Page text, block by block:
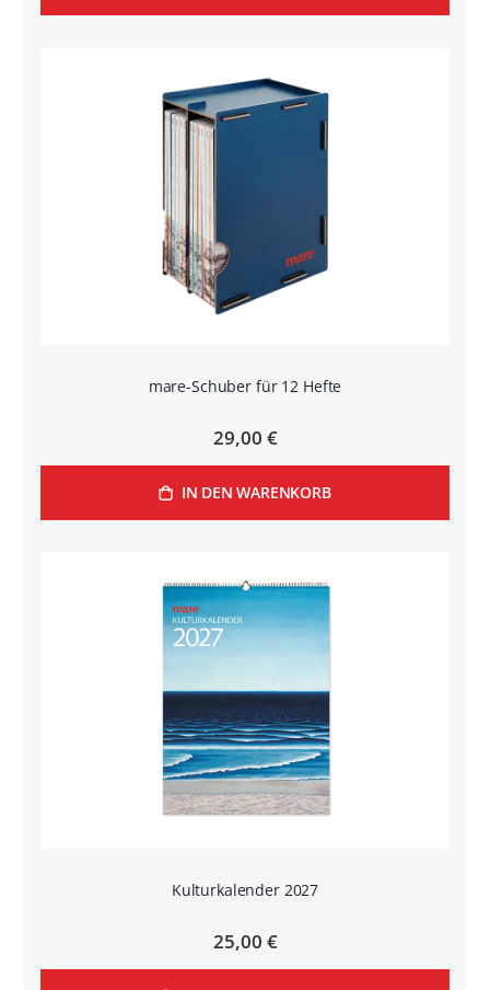
mare-Schuber für 12 Hefte
29,00 €
IN DEN WARENKORB
Kulturkalender 2027
25,00 €